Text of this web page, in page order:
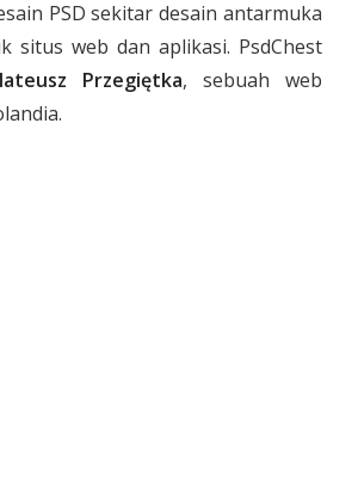
PSD sekitar desain antarmuka
situs web dan aplikasi. PsdChest
Przegiętka, sebuah web